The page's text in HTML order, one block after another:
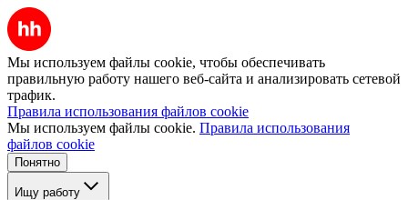
Мы используем файлы cookie, чтобы обеспечивать
правильную работу нашего веб-сайта и анализировать сетевой
трафик.
Правила использования файлов cookie
Мы используем файлы cookie. Правила использования
файлов cookie
Понятно
Ищу работу